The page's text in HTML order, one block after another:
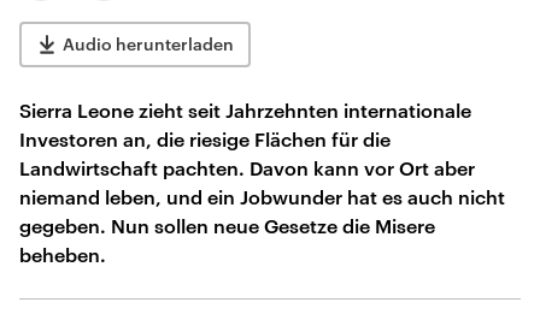
Audio herunterladen
Sierra Leone zieht seit Jahrzehnten internationale
Investoren an, die riesige Flächen für die
Landwirtschaft pachten. Davon kann vor Ort aber
niemand leben, und ein Jobwunder hat es auch nicht
gegeben. Nun sollen neue Gesetze die Misere
beheben.